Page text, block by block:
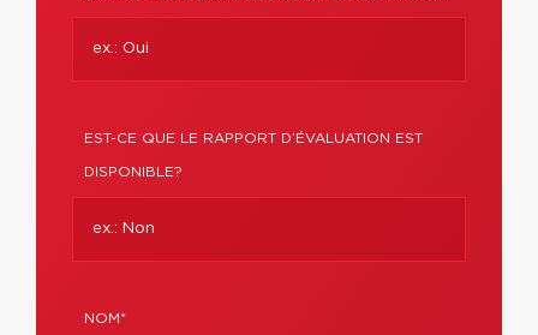
EST-CE QUE LE RAPPORT D’ÉVALUATION EST
DISPONIBLE?
NOM*